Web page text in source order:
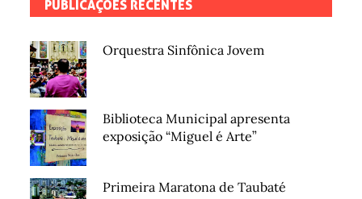
PUBLICAÇÕES RECENTES
Orquestra Sinfônica Jovem
Biblioteca Municipal apresenta
exposição “Miguel é Arte”
Primeira Maratona de Taubaté